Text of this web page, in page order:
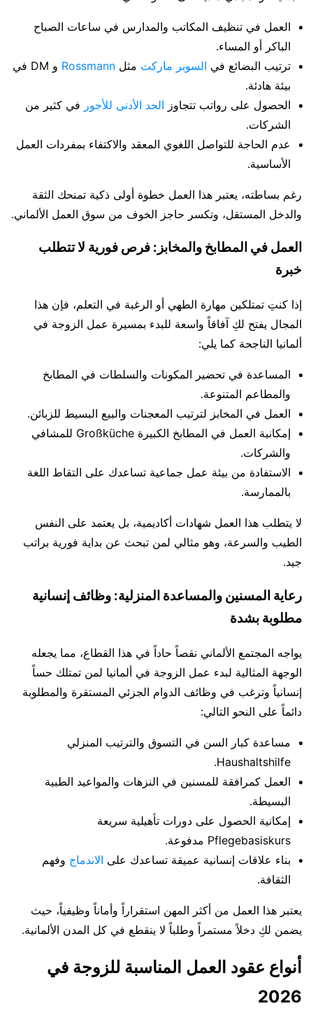
العمل في تنظيف المكاتب والمدارس في ساعات الصباح
الباكر أو المساء.
ترتيب البضائع في السوبر ماركت مثل Rossmann
و DM في
بيئة هادئة.
الحصول على رواتب تتجاوز الحد الأدنى للأجور في كثير من
الشركات.
عدم الحاجة للتواصل اللغوي المعقد والاكتفاء بمفردات العمل
الأساسية.
رغم بساطته، يعتبر هذا العمل خطوة أولى ذكية تمنحك الثقة
والدخل المستقل، وتكسر حاجز الخوف من سوق العمل الألماني.
العمل في المطابخ والمخابز: فرص فورية لا تتطلب
خبرة
إذا كنتِ تمتلكين مهارة الطهي أو الرغبة في التعلم، فإن هذا
المجال يفتح لكِ آفاقاً واسعة للبدء بمسيرة عمل الزوجة في
ألمانيا الناجحة كما يلي:
المساعدة في تحضير المكونات والسلطات في المطابخ
والمطاعم المتنوعة.
العمل في المخابز لترتيب المعجنات والبيع البسيط للزبائن.
إمكانية العمل في المطابخ الكبيرة Großküche للمشافي
والشركات.
الاستفادة من بيئة عمل جماعية تساعدك على التقاط اللغة
بالممارسة.
لا يتطلب هذا العمل شهادات أكاديمية، بل يعتمد على النفس
الطيب والسرعة، وهو مثالي لمن تبحث عن بداية فورية براتب
جيد.
رعاية المسنين والمساعدة المنزلية: وظائف إنسانية
مطلوبة بشدة
يواجه المجتمع الألماني نقصاً حاداً في هذا القطاع، مما يجعله
الوجهة المثالية لبدء عمل الزوجة في ألمانيا لمن تمتلك حساً
إنسانياً وترغب في وظائف الدوام الجزئي المستقرة والمطلوبة
دائماً على النحو التالي:
مساعدة كبار السن في التسوق والترتيب المنزلي
Haushaltshilfe.
العمل كمرافقة للمسنين في النزهات والمواعيد الطبية
البسيطة.
إمكانية الحصول على دورات تأهيلية سريعة
Pflegebasiskurs مدفوعة.
بناء علاقات إنسانية عميقة تساعدك على الاندماج وفهم
الثقافة.
يعتبر هذا العمل من أكثر المهن استقراراً وأماناً وظيفياً، حيث
يضمن لكِ دخلاً مستمراً وطلباً لا ينقطع في كل المدن الألمانية.
أنواع عقود العمل المناسبة للزوجة في
2026